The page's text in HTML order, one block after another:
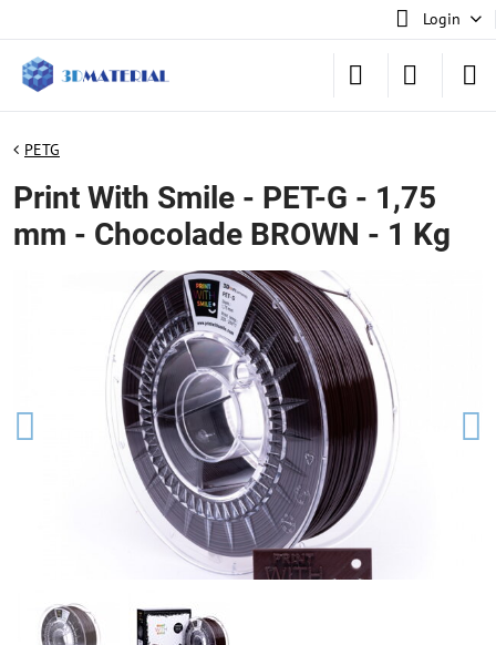
Login
PETG
Print With Smile - PET-G - 1,75
mm - Chocolade BROWN - 1 Kg